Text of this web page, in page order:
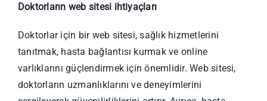
Doktorların web sitesi ihtiyaçları
Doktorlar için bir web sitesi, sağlık hizmetlerini
tanıtmak, hasta bağlantısı kurmak ve online
varlıklarını güçlendirmek için önemlidir. Web sitesi,
doktorların uzmanlıklarını ve deneyimlerini